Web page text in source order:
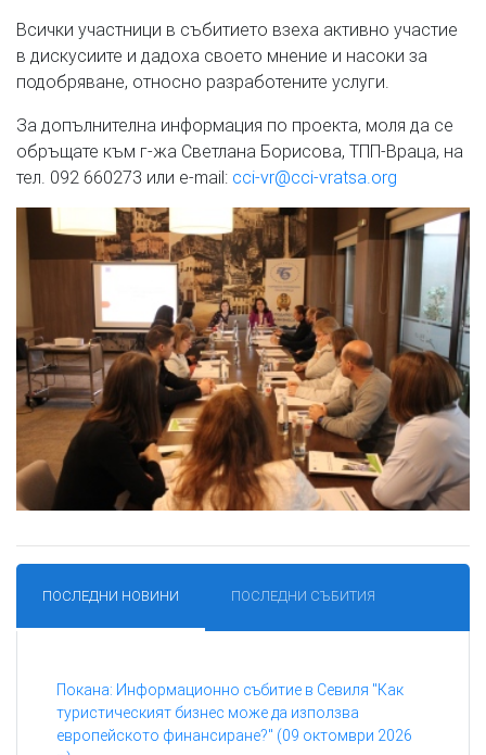
Всички участници в събитието взеха активно участие
в дискусиите и дадоха своето мнение и насоки за
подобряване, относно разработените услуги.
За допълнителна информация по проекта, моля да се
обръщате към г-жа Светлана Борисова, ТПП-Враца, на
тел. 092 660273 или e-mail: cci-vr@cci-vratsa.org
ПОСЛЕДНИ НОВИНИ ПОСЛЕДНИ СЪБИТИЯ
Покана: Информационно събитие в Севиля "Как
туристическият бизнес може да използва
европейското финансиране?" (09 октомври 2026